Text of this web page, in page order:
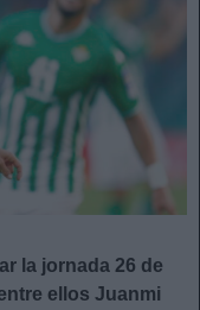
la jornada 26 de
ellos Juanmi